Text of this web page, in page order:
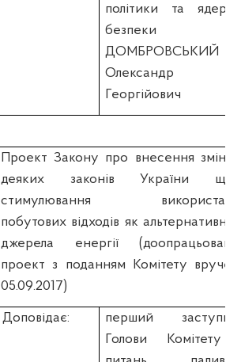
політики та
безпеки
ДОМБРОВСЬКИЙ
Олександр
Георгійович
Проект Закону про внесення змін
деяких законів України
стимулювання
побутових відходів як
джерела енергії
проект з поданням Комітету
05.09.2017)
Доповідає:
перший
Голови Комітету